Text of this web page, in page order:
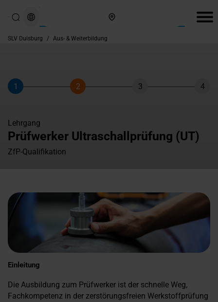
SLV Duisburg / Aus- & Weiterbildung
Schritt
1
Schritt
2
Schritt
3 4
Lehrgang
Prüfwerker Ultraschallprüfung (UT)
ZfP-Qualifikation
Einleitung
Die Ausbildung zum Prüfwerker ist der schnelle Weg,
Fachkompetenz in der zerstörungsfreien Werkstoffprüfung